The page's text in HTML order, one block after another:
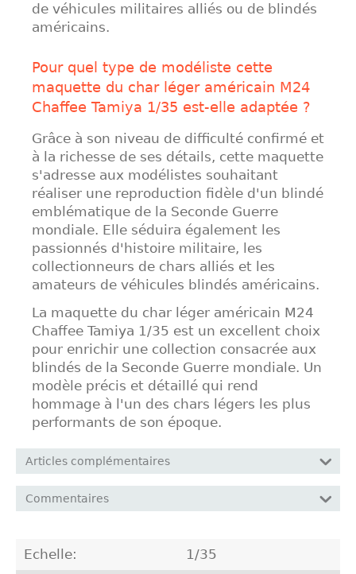
de véhicules militaires alliés ou de blindés
américains.
Pour quel type de modéliste cette
maquette du char léger américain M24
Chaffee Tamiya 1/35 est-elle adaptée ?
Grâce à son niveau de difficulté confirmé et
à la richesse de ses détails, cette maquette
s'adresse aux modélistes souhaitant
réaliser une reproduction fidèle d'un blindé
emblématique de la Seconde Guerre
mondiale. Elle séduira également les
passionnés d'histoire militaire, les
collectionneurs de chars alliés et les
amateurs de véhicules blindés américains.
La maquette du char léger américain M24
Chaffee Tamiya 1/35 est un excellent choix
pour enrichir une collection consacrée aux
blindés de la Seconde Guerre mondiale. Un
modèle précis et détaillé qui rend
hommage à l'un des chars légers les plus
performants de son époque.
Articles complémentaires
Commentaires
Echelle: 1/35